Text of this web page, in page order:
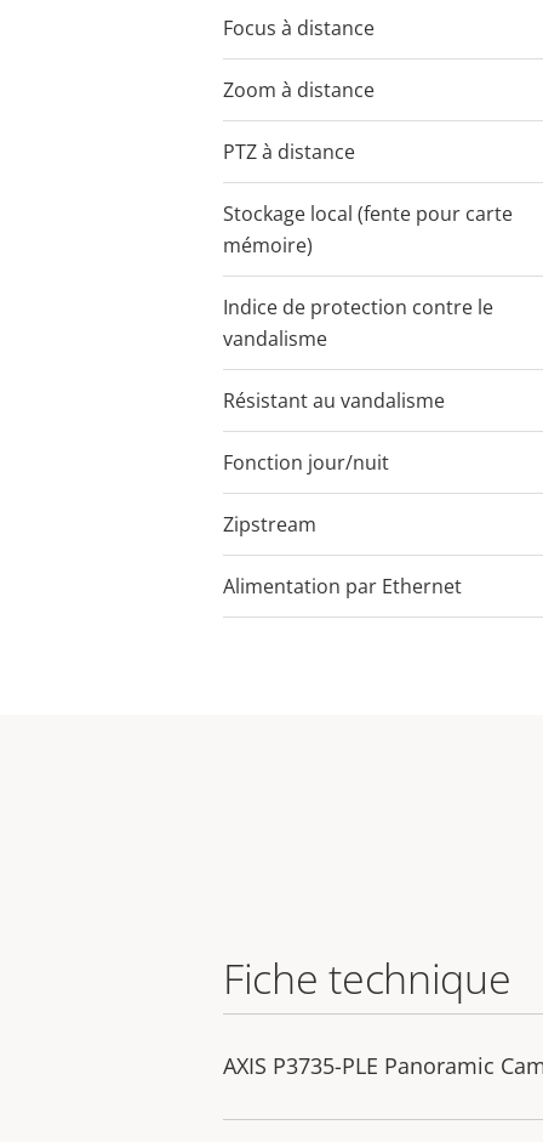
Focus à distance
Zoom à distance
PTZ à distance
Stockage local (fente pour carte
mémoire)
Indice de protection contre le
vandalisme
IK09
Résistant au vandalisme
Fonction jour/nuit
Zipstream
Alimentation par Ethernet
Fiche technique
AXIS P3735-PLE Panoramic